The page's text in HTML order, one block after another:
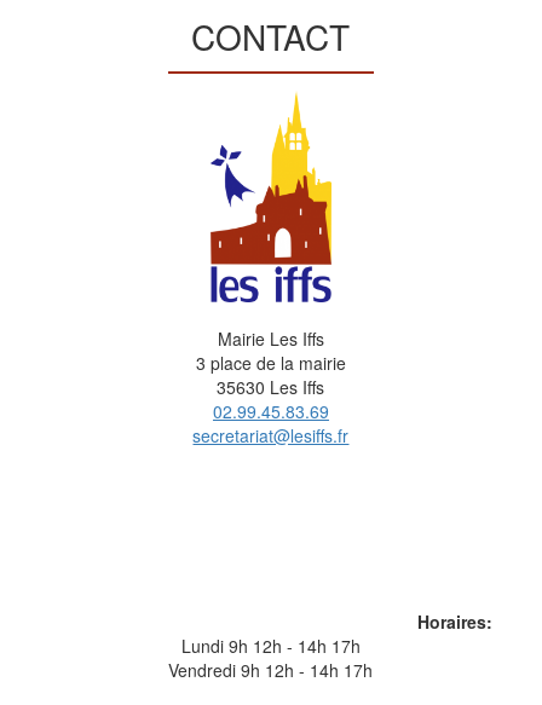
CONTACT
Mairie Les Iffs
3 place de la mairie
35630 Les Iffs
02.99.45.83.69
secretariat@lesiffs.fr
Horaires:
Lundi 9h 12h - 14h 17h
Vendredi 9h 12h - 14h 17h